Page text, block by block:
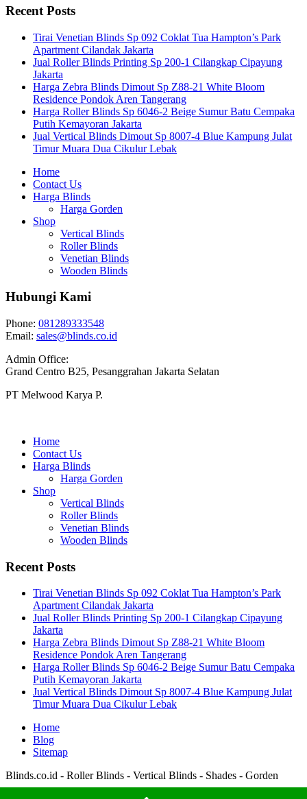
Recent Posts
Tirai Venetian Blinds Sp 092 Coklat Tua Hampton’s Park
Apartment Cilandak Jakarta
Jual Roller Blinds Printing Sp 200-1 Cilangkap Cipayung
Jakarta
Harga Zebra Blinds Dimout Sp Z88-21 White Bloom
Residence Pondok Aren Tangerang
Harga Roller Blinds Sp 6046-2 Beige Sumur Batu Cempaka
Putih Kemayoran Jakarta
Jual Vertical Blinds Dimout Sp 8007-4 Blue Kampung Julat
Timur Muara Dua Cikulur Lebak
Home
Contact Us
Harga Blinds
Harga Gorden
Shop
Vertical Blinds
Roller Blinds
Venetian Blinds
Wooden Blinds
Hubungi Kami
Phone: 081289333548
Email: sales@blinds.co.id
Admin Office:
Grand Centro B25, Pesanggrahan Jakarta Selatan
PT Melwood Karya P.
Home
Contact Us
Harga Blinds
Harga Gorden
Shop
Vertical Blinds
Roller Blinds
Venetian Blinds
Wooden Blinds
Recent Posts
Tirai Venetian Blinds Sp 092 Coklat Tua Hampton’s Park
Apartment Cilandak Jakarta
Jual Roller Blinds Printing Sp 200-1 Cilangkap Cipayung
Jakarta
Harga Zebra Blinds Dimout Sp Z88-21 White Bloom
Residence Pondok Aren Tangerang
Harga Roller Blinds Sp 6046-2 Beige Sumur Batu Cempaka
Putih Kemayoran Jakarta
Jual Vertical Blinds Dimout Sp 8007-4 Blue Kampung Julat
Timur Muara Dua Cikulur Lebak
Home
Blog
Sitemap
Blinds.co.id - Roller Blinds - Vertical Blinds - Shades - Gorden